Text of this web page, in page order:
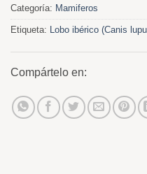
Categoría: Mamiferos
Etiqueta: Lobo ibérico (Canis
Compártelo en: